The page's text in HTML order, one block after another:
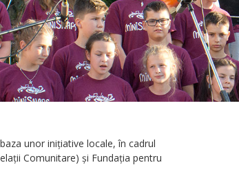
unor iniţiative locale, în cadrul
Comunitare) şi Fundaţia pentru